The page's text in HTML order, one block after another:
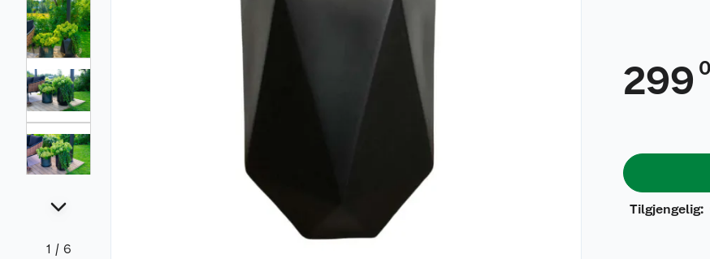
1 / 6
299
Tilgjengelig: